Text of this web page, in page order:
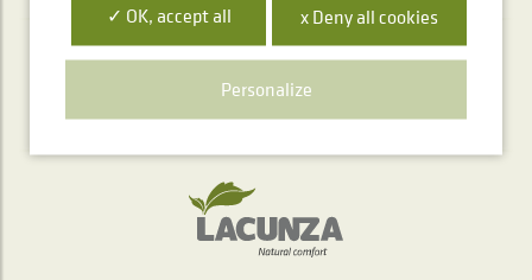
Telephone service
+34 948 563 511
✓ OK, accept all x Deny all cookies
Personalize